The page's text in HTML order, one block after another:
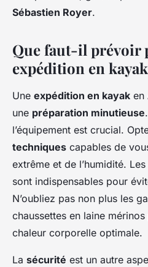
Sébastien Royer.
Que faut-il prévoir
expédition en
Une expédition en kayak en
une préparation minutieuse
l’équipement est crucial.
techniques capables de
extrême et de l’humidité.
sont indispensables pour
N’oubliez pas non plus les
chaussettes en laine
chaleur corporelle optimale.
La sécurité est un autre